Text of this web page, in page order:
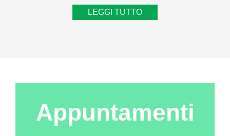
LEGGI TUTTO
Appuntamenti